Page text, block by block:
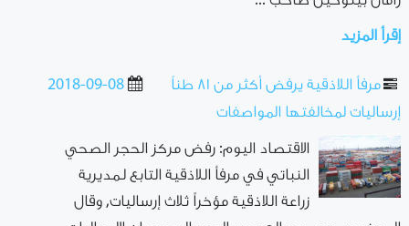
إقرأ المزيد
2018-09-08
مرفأ اللاذقية يرفض أكثر من ٨١ طناً
إرساليات لمخالفتها المواصفات
الاقتصاد اليوم: رفض مركز الحجر الصحي
النباتي في مرفأ اللاذقية التابع لـمديرية
زراعة اللاذقية مؤخراً ثلاث إرساليات, وقال